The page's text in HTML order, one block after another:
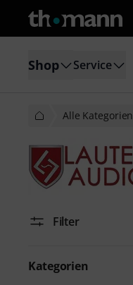
Shop Service
Alle Kategorien
Filter
Kategorien